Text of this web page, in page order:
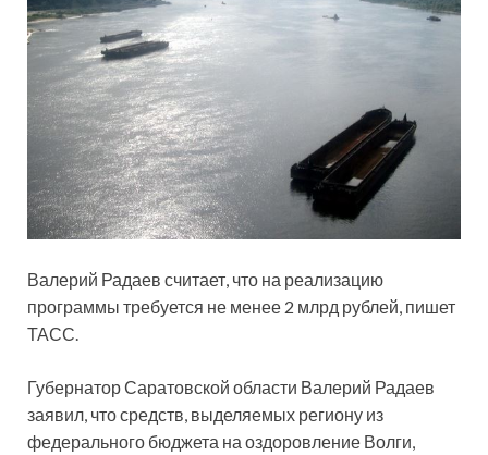
Валерий Радаев считает, что на реализацию
программы требуется не менее 2 млрд рублей, пишет
ТАСС.
Губернатор Саратовской области Валерий Радаев
заявил, что средств, выделяемых региону из
федерального бюджета на оздоровление Волги,